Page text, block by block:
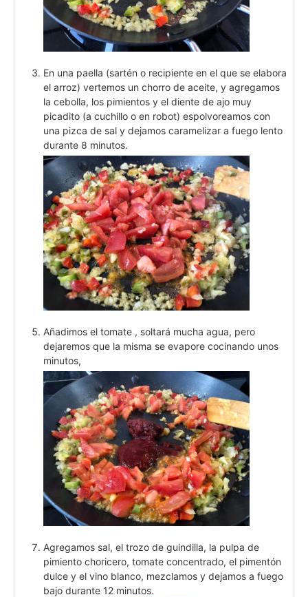
En una paella (sartén o recipiente en el que se elabora
el arroz) vertemos un chorro de aceite, y agregamos
la cebolla, los pimientos y el diente de ajo muy
picadito (a cuchillo o en robot) espolvoreamos con
una pizca de sal y dejamos caramelizar a fuego lento
durante 8 minutos.
Añadimos el tomate , soltará mucha agua, pero
dejaremos que la misma se evapore cocinando unos
minutos,
Agregamos sal, el trozo de guindilla, la pulpa de
pimiento choricero, tomate concentrado, el pimentón
dulce y el vino blanco, mezclamos y dejamos a fuego
bajo durante 12 minutos.